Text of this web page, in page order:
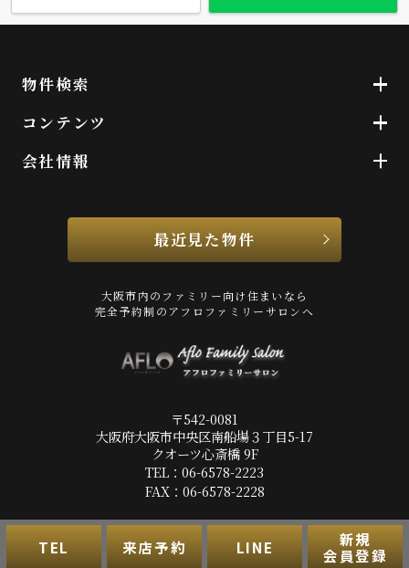
約262m／4分
約405m／6分
瀬川翔
瀬川翔
物件検索
コンテンツ
会社情報
最近見た物件
大阪市内のファミリー向け住まいなら
完全予約制のアフロファミリーサロンへ
〒542-0081
大阪府大阪市中央区南船場３丁目5-17
クオーツ心斎橋 9F
TEL：06-6578-2223
FAX：06-6578-2228
プライバシーポリシー 利用規約 アクセスマップ
PCサイト
Copyright(c) 株式会社アフロ All Rights Reserved.
TEL 来店予約 LINE
新規
会員登録